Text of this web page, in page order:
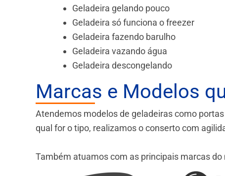
Geladeira gelando pouco
Geladeira só funciona o freezer
Geladeira fazendo barulho
Geladeira vazando água
Geladeira descongelando
Marcas e Modelos
Atendemos modelos de geladeiras como
qual for o tipo, realizamos o conserto com
Também atuamos com as principais marcas do